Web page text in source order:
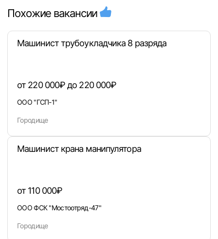
Вход в личный кабинет
E-mail или Телефон
Похожие вакансии
Машинист трубоукладчика 8 разряда
от 220 000₽ до 220 000₽
ООО "ГСП-1"
Городище
Машинист крана манипулятора
от 110 000₽
ООО ФСК "Мостоотряд-47"
Городище